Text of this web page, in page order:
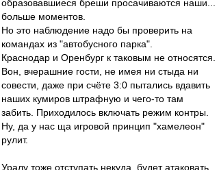
образовавшиеся бреши просачиваются наши...
больше моментов.
Но это наблюдение надо бы проверить на
командах из "автобусного парка".
Краснодар и Оренбург к таковым не относятся.
Вон, вчерашние гости, не имея ни стыда ни
совести, даже при счёте 3:0 пытались вдавить
наших кумиров штрафную и чего-то там
забить. Приходилось включать режим контры.
Ну, да у нас ща игровой принцип "хамелеон"
рулит.
Уралу тоже отступать некуда, будет атаковать,